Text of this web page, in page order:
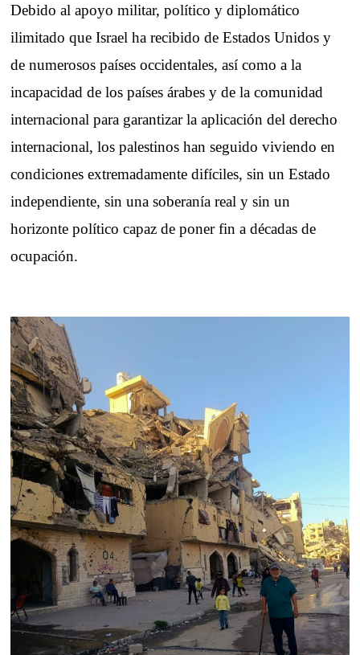
Debido al apoyo militar, político y diplomático
ilimitado que Israel ha recibido de Estados Unidos y
de numerosos países occidentales, así como a la
incapacidad de los países árabes y de la comunidad
internacional para garantizar la aplicación del derecho
internacional, los palestinos han seguido viviendo en
condiciones extremadamente difíciles, sin un Estado
independiente, sin una soberanía real y sin un
horizonte político capaz de poner fin a décadas de
ocupación.